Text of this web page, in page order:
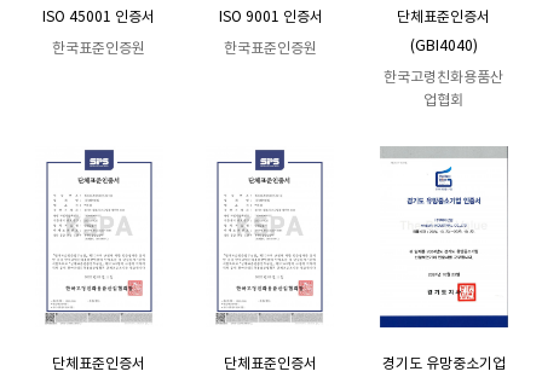
ISO 45001 인증서
한국표준인증원
ISO 9001 인증서
한국표준인증원
단체표준인증서
(GBI4040)
한국고령친화용품산
업협회
단체표준인증서
단체표준인증서
경기도 유망중소기업